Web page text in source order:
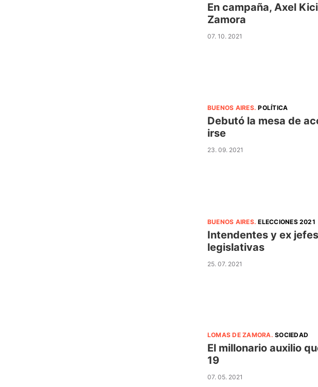
En campaña, Axel
Zamora
07. 10. 2021
BUENOS AIRES.POLÍTICA
Debutó la mesa de
irse
23. 09. 2021
BUENOS AIRES.ELECCIONES 2021
Intendentes y ex
legislativas
25. 07. 2021
LOMAS DE ZAMORA.SOCIEDAD
El millonario auxilio
19
07. 05. 2021